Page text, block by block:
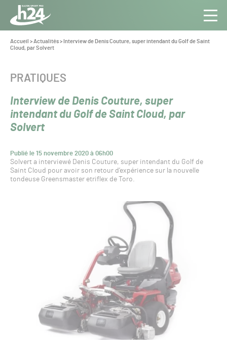
Panneau de gestion des cookies
Aller au contenu
Toute
l’info
du Gazon
Vous
êtes
Accueil >Actualités> Interview de Denis Couture, super intendant du Golf de Saint
Cloud, par Solvert
Interview de Denis Couture, super
intendant du Golf de Saint Cloud, par
Solvert
Publié le 15 novembre 2020 à 06h00
CATÉGORIE :
PRATIQUES
Solvert a interviewé Denis Couture, super intendant du Golf de
Saint Cloud pour avoir son retour d’expérience sur la nouvelle
tondeuse Greensmaster etriflex de Toro.